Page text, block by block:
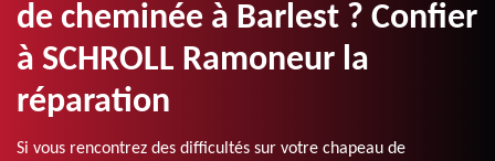
de cheminée à Barlest ? Confier
à SCHROLL Ramoneur la
réparation
Si vous rencontrez des difficultés sur votre chapeau de